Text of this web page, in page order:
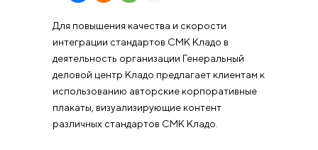
Для повышения качества и скорости
интеграции стандартов СМК Кладо в
деятельность организации Генеральный
деловой центр Кладо предлагает клиентам к
использованию авторские корпоративные
плакаты, визуализирующие контент
различных стандартов СМК Кладо.